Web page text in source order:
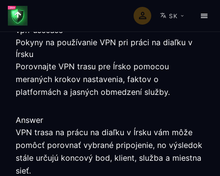
SK
vpn-usecase
Pokyny na používanie VPN pri práci na diaľku v
Írsku
Porovnajte VPN trasu pre Írsko pomocou
meraných krokov nastavenia, faktov o
platformách a jasných obmedzení služby.
Answer
VPN trasa na prácu na diaľku v Írsku vám môže
pomôcť porovnať vybrané pripojenie, no výsledok
stále určujú koncový bod, klient, služba a miestna
sieť.